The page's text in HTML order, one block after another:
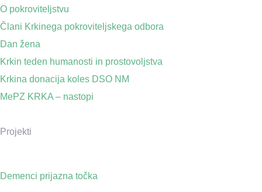
O pokroviteljstvu
Člani Krkinega pokroviteljskega odbora
Dan žena
Krkin teden humanosti in prostovoljstva
Krkina donacija koles DSO NM
MePZ KRKA – nastopi
Projekti
Demenci prijazna točka